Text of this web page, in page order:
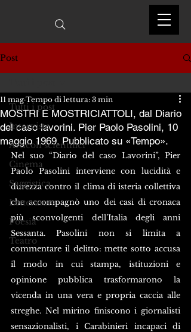
Post
Tutti i post
Interviste
Articoli scientifici
Cinema
Saggistica
Letteratura
Poesia
Teatro
MOSTRI E MOSTRICIATTOLI, dal Diario
del caso lavorini. Pier Paolo Pasolini, 10
maggio 1969. Pubblicato su «Tempo».
11 mag Tempo di lettura: 3 min
Nel suo “Diario del caso Lavorini”, Pier
Paolo Pasolini interviene con lucidità e
durezza contro il clima di isteria collettiva
che accompagnò uno dei casi di cronaca
più sconvolgenti dell’Italia degli anni
Sessanta. Pasolini non si limita a
commentare il delitto: mette sotto accusa
il modo in cui stampa, istituzioni e
opinione pubblica trasformarono la
vicenda in una vera e propria caccia alle
streghe. Nel mirino finiscono i giornalisti
sensazionalisti, i Carabinieri incapaci di